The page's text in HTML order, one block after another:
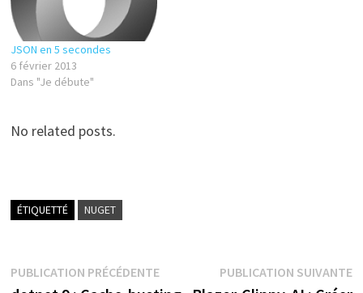
JSON en 5 secondes
6 février 2013
Dans "Je débute"
No related posts.
ÉTIQUETTÉ NUGET
Navigation
PUBLICATION PRÉCÉDENTEPublicationPUBLICATION SUIVANTE